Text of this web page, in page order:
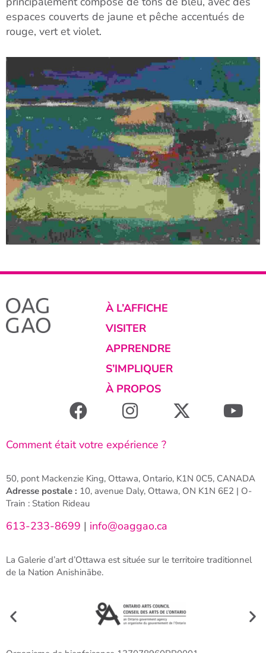
espaces couverts de jaune et pêche accentués de
rouge, vert et violet.
À L’AFFICHE
VISITER
APPRENDRE
S’IMPLIQUER
À PROPOS
Comment était votre expérience ?
50, pont Mackenzie King, Ottawa, Ontario, K1N 0C5, CANADA
Adresse postale : 10, avenue Daly, Ottawa, ON K1N 6E2 | O-
Train : Station Rideau
613-233-8699 | info@oaggao.ca
La Galerie d’art d’Ottawa est située sur le territoire traditionnel
de la Nation Anishinābe.